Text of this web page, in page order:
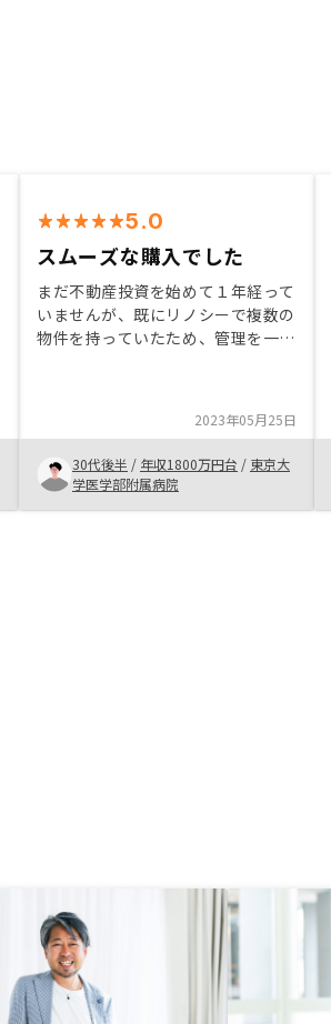
5.0
スムーズな購入でした
まだ不動産投資を始めて１年経って
いませんが、既にリノシーで複数の
物件を持っていたため、管理を一括
2023年05月25日
30代後半 / 年収1800万円台 / 東京大
学医学部附属病院